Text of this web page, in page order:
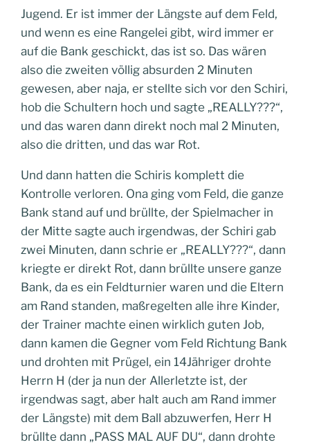
Jugend. Er ist immer der Längste auf dem Feld,
und wenn es eine Rangelei gibt, wird immer er
auf die Bank geschickt, das ist so. Das wären
also die zweiten völlig absurden 2 Minuten
gewesen, aber naja, er stellte sich vor den Schiri,
hob die Schultern hoch und sagte „REALLY???“,
und das waren dann direkt noch mal 2 Minuten,
also die dritten, und das war Rot.
Und dann hatten die Schiris komplett die
Kontrolle verloren. Ona ging vom Feld, die ganze
Bank stand auf und brüllte, der Spielmacher in
der Mitte sagte auch irgendwas, der Schiri gab
zwei Minuten, dann schrie er „REALLY???“, dann
kriegte er direkt Rot, dann brüllte unsere ganze
Bank, da es ein Feldturnier waren und die Eltern
am Rand standen, maßregelten alle ihre Kinder,
der Trainer machte einen wirklich guten Job,
dann kamen die Gegner vom Feld Richtung Bank
und drohten mit Prügel, ein 14Jähriger drohte
Herrn H (der ja nun der Allerletzte ist, der
irgendwas sagt, aber halt auch am Rand immer
der Längste) mit dem Ball abzuwerfen, Herr H
brüllte dann „PASS MAL AUF DU“, dann drohte